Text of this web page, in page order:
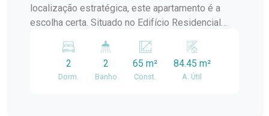
localização estratégica, este apartamento é a
escolha certa. Situado no Edifício Residencial
iluminados e funcionais, ideal para quem valoriza
qualidade de vida no dia a dia. Características do
imóvel: Sala ampla com excelente iluminação
2
Dorm.
2
Banho
65 m²
Const.
84.45 m²
A. Útil